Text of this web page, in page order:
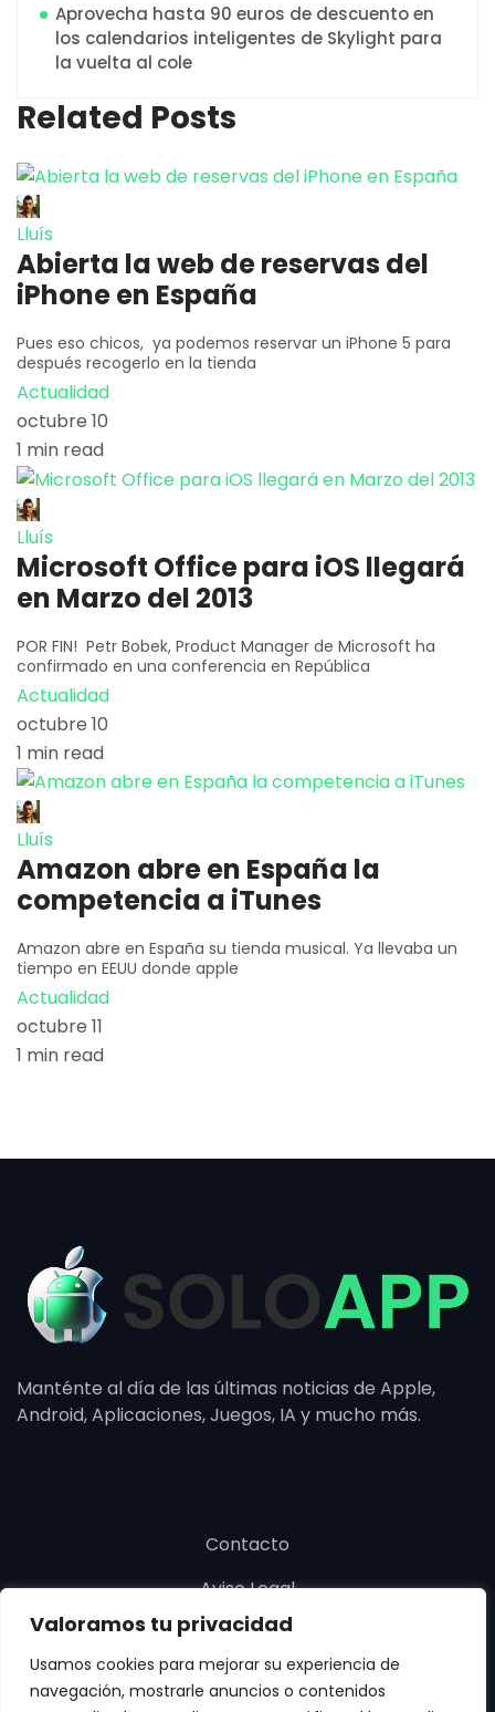
Valoramos tu privacidad
Usamos cookies para mejorar su experiencia de
navegación, mostrarle anuncios o contenidos
Aprovecha hasta 90 euros de descuento en
los calendarios inteligentes de Skylight para
la vuelta al cole
Related Posts
Lluís
Abierta la web de reservas del
iPhone en España
Pues eso chicos, ya podemos reservar un iPhone 5 para
después recogerlo en la tienda
Actualidad
octubre 10
1 min read
Lluís
Microsoft Office para iOS llegará
en Marzo del 2013
POR FIN! Petr Bobek, Product Manager de Microsoft ha
confirmado en una conferencia en República
Actualidad
octubre 10
1 min read
Lluís
Amazon abre en España la
competencia a iTunes
Amazon abre en España su tienda musical. Ya llevaba un
tiempo en EEUU donde apple
Actualidad
octubre 11
1 min read
Manténte al día de las últimas noticias de Apple,
Android, Aplicaciones, Juegos, IA y mucho más.
Contacto
Aviso Legal
Política de cookies
Política de privacidad